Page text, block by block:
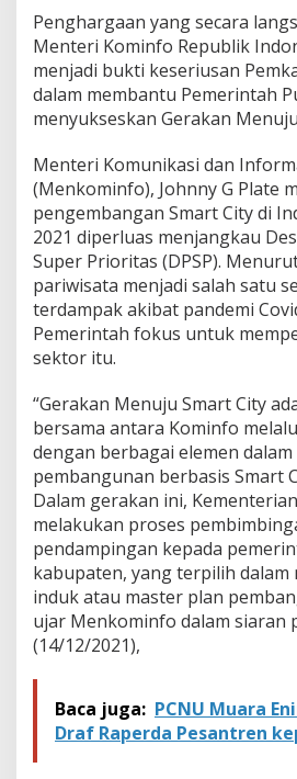
n
g
G
e
r
a
a
n
M
e
n
u
j
u
m
t
C
t
y
2
0
2
1
Penghargaan yang secara
Menteri Kominfo Republik
menjadi bukti keseriusan
dalam membantu Pemerintah
menyukseskan Gerakan
Menteri Komunikasi dan
(Menkominfo), Johnny G Plate
pengembangan Smart City di
2021 diperluas menjangkau
Super Prioritas (DPSP).
pariwisata menjadi salah satu
terdampak akibat pandemi
Pemerintah fokus untuk
sektor itu.
“Gerakan Menuju Smart City
bersama antara Kominfo
dengan berbagai elemen
pembangunan berbasis Smart
Dalam gerakan ini,
melakukan proses
pendampingan kepada
kabupaten, yang terpilih dalam
induk atau master plan
ujar Menkominfo dalam siaran
(14/12/2021),
Baca juga: PCNU Muara
Draf Raperda Pesantren